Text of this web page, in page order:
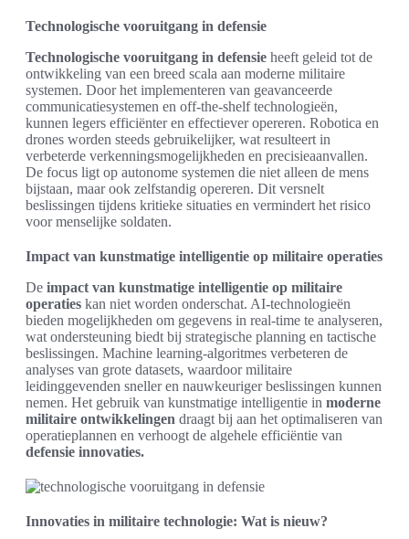
Technologische vooruitgang in defensie
Technologische vooruitgang in defensie heeft geleid tot de
ontwikkeling van een breed scala aan moderne militaire
systemen. Door het implementeren van geavanceerde
communicatiesystemen en off-the-shelf technologieën,
kunnen legers efficiënter en effectiever opereren. Robotica en
drones worden steeds gebruikelijker, wat resulteert in
verbeterde verkenningsmogelijkheden en precisieaanvallen.
De focus ligt op autonome systemen die niet alleen de mens
bijstaan, maar ook zelfstandig opereren. Dit versnelt
beslissingen tijdens kritieke situaties en vermindert het risico
voor menselijke soldaten.
Impact van kunstmatige intelligentie op militaire operaties
De impact van kunstmatige intelligentie op militaire
operaties kan niet worden onderschat. AI-technologieën
bieden mogelijkheden om gegevens in real-time te analyseren,
wat ondersteuning biedt bij strategische planning en tactische
beslissingen. Machine learning-algoritmes verbeteren de
analyses van grote datasets, waardoor militaire
leidinggevenden sneller en nauwkeuriger beslissingen kunnen
nemen. Het gebruik van kunstmatige intelligentie in moderne
militaire ontwikkelingen draagt bij aan het optimaliseren van
operatieplannen en verhoogt de algehele efficiëntie van
defensie innovaties.
Innovaties in militaire technologie: Wat is nieuw?